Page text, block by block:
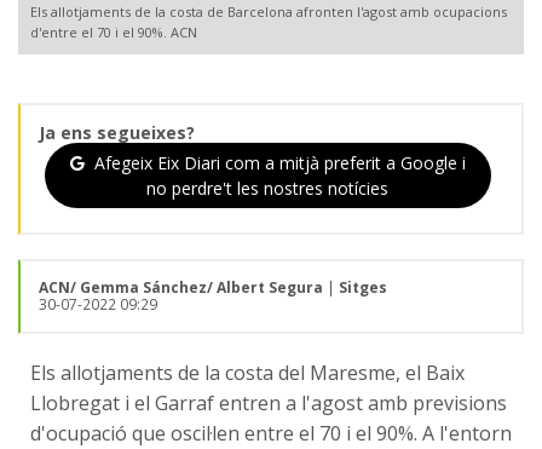
Els allotjaments de la costa de Barcelona afronten l'agost amb ocupacions
d'entre el 70 i el 90%. ACN
Ja ens segueixes?
Afegeix Eix Diari com a mitjà preferit a Google i
no perdre't les nostres notícies
ACN/ Gemma Sánchez/ Albert Segura | Sitges
30-07-2022 09:29
Els allotjaments de la costa del Maresme, el Baix
Llobregat i el Garraf entren a l'agost amb previsions
d'ocupació que oscil·len entre el 70 i el 90%. A l'entorn